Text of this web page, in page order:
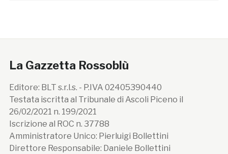
La Gazzetta Rossoblù
Editore: BLT s.r.l.s. - P.IVA 02405390440
Testata iscritta al Tribunale di Ascoli Piceno il
26/02/2021 n. 199/2021
Iscrizione al ROC n. 37788
Amministratore Unico: Pierluigi Bollettini
Direttore Responsabile: Daniele Bollettini